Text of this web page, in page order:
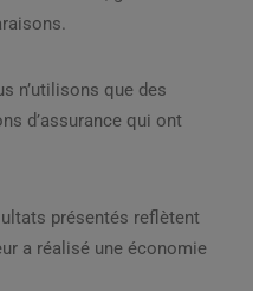
n’utilisons que des
d’assurance qui ont
présentés reflètent
a réalisé une économie